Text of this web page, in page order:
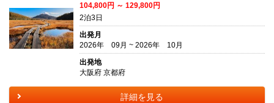
104,800円 ～ 129,800円
2泊3日
出発月
2026年 09月 ~ 2026年 10月
出発地
大阪府 京都府
詳細を見る